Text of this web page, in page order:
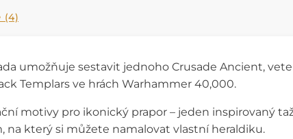
(4)
umožňuje sestavit jednoho Crusade Ancient,
Templars ve hrách Warhammer 40,000.
motivy pro ikonický prapor – jeden inspirovaný
na který si můžete namalovat vlastní heraldiku.